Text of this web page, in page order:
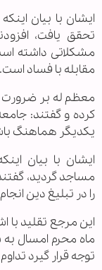
ایشان با بیان
تحقق یافت،
مشکلاتی داشته
مقابله با فساد است.
معظم له بر ضرورت
کرده و گفتند:
یکدیگر هماهنگ
ایشان با بیان
مساجد گردید،
را در تبلیغ دین
این مرجع تقلید با
ماه محرم امسال به
توجه قرار گیرد